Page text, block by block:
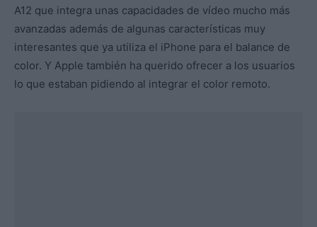
A12 que integra unas capacidades de vídeo mucho más
avanzadas además de algunas características muy
interesantes que ya utiliza el iPhone para el balance de
color. Y Apple también ha querido ofrecer a los usuarios
lo que estaban pidiendo al integrar el color remoto.